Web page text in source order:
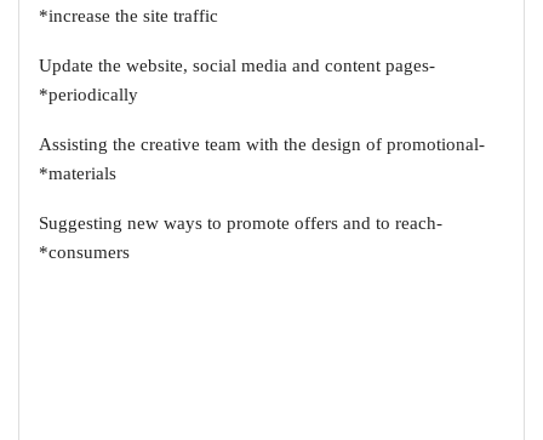
increase the site traffic*
-Update the website, social media and content pages
periodically*
-Assisting the creative team with the design of promotional
materials*
-Suggesting new ways to promote offers and to reach
consumers*